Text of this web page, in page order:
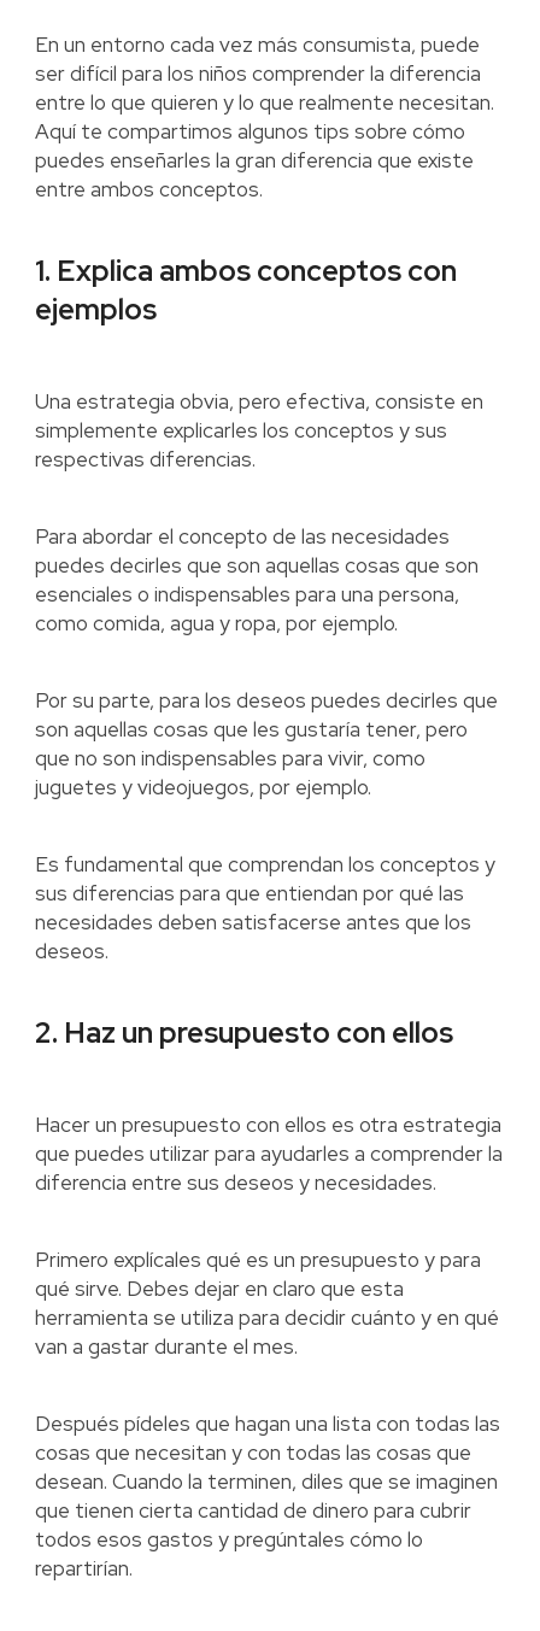
En un entorno cada vez más consumista, puede
ser difícil para los niños comprender la diferencia
entre lo que quieren y lo que realmente necesitan.
Aquí te compartimos algunos tips sobre cómo
puedes enseñarles la gran diferencia que existe
entre ambos conceptos.
1. Explica ambos conceptos con
ejemplos
Una estrategia obvia, pero efectiva, consiste en
simplemente explicarles los conceptos y sus
respectivas diferencias.
Para abordar el concepto de las necesidades
puedes decirles que son aquellas cosas que son
esenciales o indispensables para una persona,
como comida, agua y ropa, por ejemplo.
Por su parte, para los deseos puedes decirles que
son aquellas cosas que les gustaría tener, pero
que no son indispensables para vivir, como
juguetes y videojuegos, por ejemplo.
Es fundamental que comprendan los conceptos y
sus diferencias para que entiendan por qué las
necesidades deben satisfacerse antes que los
deseos.
2. Haz un presupuesto con ellos
Hacer un presupuesto con ellos es otra estrategia
que puedes utilizar para ayudarles a comprender la
diferencia entre sus deseos y necesidades.
Primero explícales qué es un presupuesto y para
qué sirve. Debes dejar en claro que esta
herramienta se utiliza para decidir cuánto y en qué
van a gastar durante el mes.
Después pídeles que hagan una lista con todas las
cosas que necesitan y con todas las cosas que
desean. Cuando la terminen, diles que se imaginen
que tienen cierta cantidad de dinero para cubrir
todos esos gastos y pregúntales cómo lo
repartirían.